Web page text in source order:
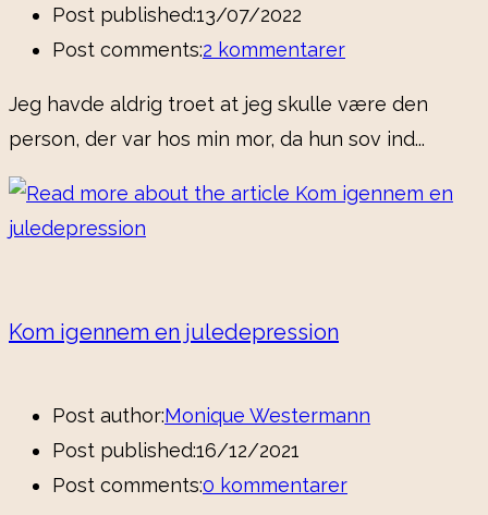
Post published:13/07/2022
Post comments:2 kommentarer
Jeg havde aldrig troet at jeg skulle være den
person, der var hos min mor, da hun sov ind...
Kom igennem en juledepression
Post author:Monique Westermann
Post published:16/12/2021
Post comments:0 kommentarer